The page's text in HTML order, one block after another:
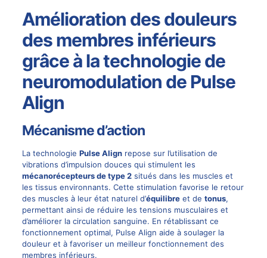
Amélioration des douleurs
des membres inférieurs
grâce à la technologie de
neuromodulation de Pulse
Align
Mécanisme d’action
La technologie Pulse Alignrepose sur l’utilisation de
vibrations d’impulsion douces qui stimulent les
mécanorécepteurs de type 2situés dans les muscles et
les tissus environnants. Cette stimulation favorise le retour
des muscles à leur état naturel d’équilibreet de tonus,
permettant ainsi de réduire les tensions musculaires et
d’améliorer la circulation sanguine. En rétablissant ce
fonctionnement optimal, Pulse Align aide à soulager la
douleur et à favoriser un meilleur fonctionnement des
membres inférieurs.